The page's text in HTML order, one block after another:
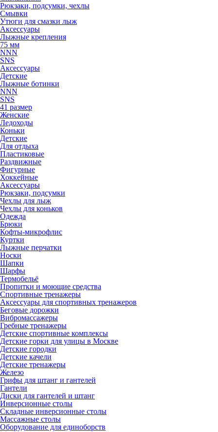
Рюкзаки, подсумки, чехлы
Смывки
Утюги для смазки лыж
Аксессуары
Лыжные крепления
75 мм
NNN
SNS
Аксессуары
Детские
Лыжные ботинки
NNN
SNS
41 размер
Женские
Ледоходы
Коньки
Детские
Для отдыха
Пластиковые
Раздвижные
Фигурные
Хоккейные
Аксессуары
Рюкзаки, подсумки
Чехлы для лыж
Чехлы для коньков
Одежда
Брюки
Кофты-микрофлис
Куртки
Лыжные перчатки
Носки
Шапки
Шарфы
Термобельё
Пропитки и моющие средства
Спортивные тренажеры
Аксессуары для спортивных тренажеров
Беговые дорожки
Вибромассажеры
Гребные тренажеры
Детские спортивные комплексы
Детские горки для улицы в Москве
Детские городки
Детские качели
Детские тренажеры
Железо
Грифы для штанг и гантелей
Гантели
Диски для гантелей и штанг
Инверсионные столы
Складные инверсионные столы
Массажные столы
Оборудование для единоборств